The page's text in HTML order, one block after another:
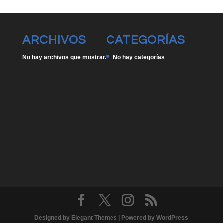
ARCHIVOS
No hay archivos que mostrar.
CATEGORÍAS
No hay categorías
Designed by Elegant Themes | Powered byWordPress